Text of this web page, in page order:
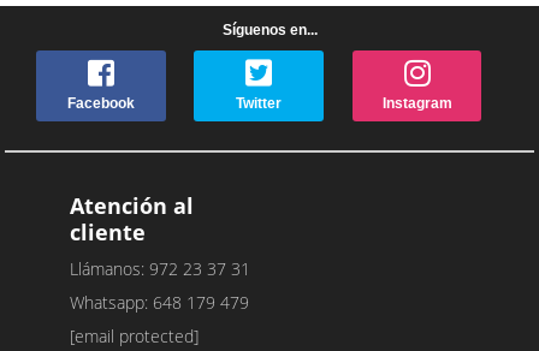
Síguenos en...
Facebook Twitter Instagram
Atención al
cliente
Llámanos: 972 23 37 31
Whatsapp: 648 179 479
[email protected]